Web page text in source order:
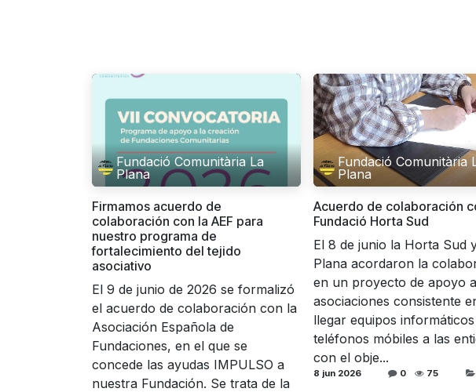
Fundació Comunitària La
Plana
Firmamos acuerdo de
colaboración con la AEF para
nuestro programa de
fortalecimiento del tejido
asociativo
El 9 de junio de 2026 se formalizó
el acuerdo de colaboración con la
Asociación Española de
Fundaciones, en el que se
concede las ayudas IMPULSO a
nuestra Fundación. Se trata de la
Fundació Comunitària
Plana
Acuerdo de colaboración
Fundació Horta Sud
El 8 de junio la Horta Sud
Plana acordaron la
en un proyecto de apoyo a
asociaciones consistente
llegar equipos
teléfonos móbiles a las
con el obje...
8 jun 2026 0 75